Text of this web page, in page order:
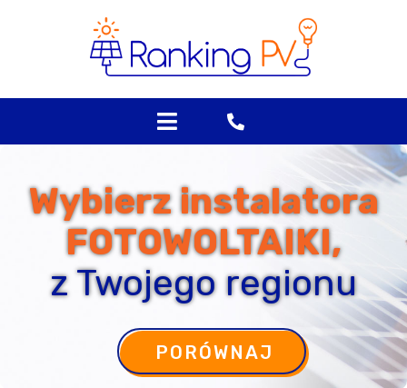
Wybierz instalatora
FOTOWOLTAIKI,
z Twojego regionu
PORÓWNAJ